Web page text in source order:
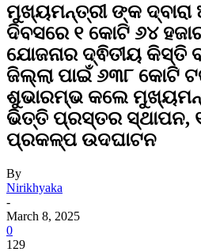
ମୁଖ୍ୟମନ୍ତ୍ରୀ ଙ୍କ ଦ୍ବାରା
ଦିବସରେ ୧ କୋଟି ୬୪
ଯୋଜନାର ଦ୍ଵିତୀୟ କିସ୍ତି
ଜିଲ୍ଲା ପାଇଁ ୬୩୮ କୋଟି
ଶୁଭାରମ୍ଭ କଲେ
ଭିତ୍ତି ପ୍ରସ୍ତର ସ୍ଥାପନ,
ପ୍ରକଳ୍ପ ଉଦଘାଟନ
By
Nirikhyaka
-
March 8, 2025
0
129